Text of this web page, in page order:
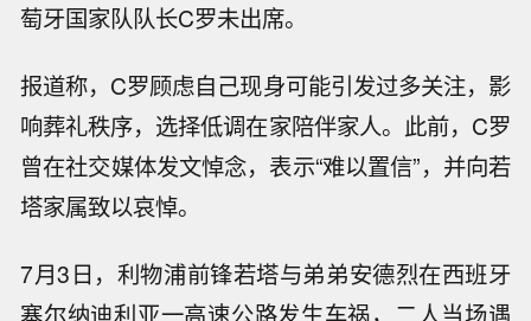
萄牙国家队队长C罗未出席。
报道称，C罗顾虑自己现身可能引发过多关注，影
响葬礼秩序，选择低调在家陪伴家人。此前，C罗
曾在社交媒体发文悼念，表示“难以置信”，并向若
塔家属致以哀悼。
7月3日，利物浦前锋若塔与弟弟安德烈在西班牙
塞尔纳迪利亚一高速公路发生车祸，二人当场遇